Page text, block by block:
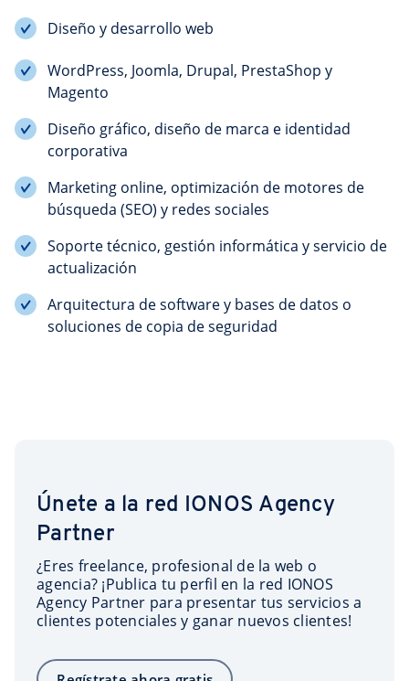
Diseño y desarrollo web
WordPress, Joomla, Drupal, PrestaShop y
Magento
Diseño gráfico, diseño de marca e identidad
corporativa
Marketing online, optimización de motores de
búsqueda (SEO) y redes sociales
Soporte técnico, gestión informática y servicio de
actualización
Arquitectura de software y bases de datos o
soluciones de copia de seguridad
Únete a la red IONOS Agency
Partner
¿Eres freelance, profesional de la web o
agencia? ¡Publica tu perfil en la red IONOS
Agency Partner para presentar tus servicios a
clientes potenciales y ganar nuevos clientes!